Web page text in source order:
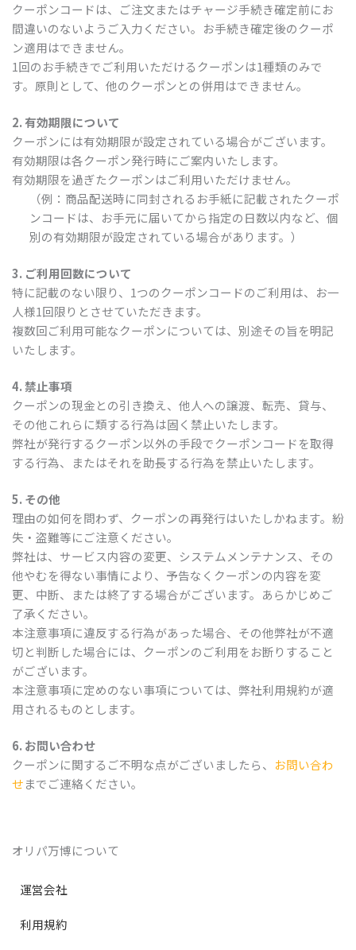
クーポンコードは、ご注文またはチャージ手続き確定前にお
間違いのないようご入力ください。お手続き確定後のクーポ
ン適用はできません。
1回のお手続きでご利用いただけるクーポンは1種類のみで
す。原則として、他のクーポンとの併用はできません。
2. 有効期限について
クーポンには有効期限が設定されている場合がございます。
有効期限は各クーポン発行時にご案内いたします。
有効期限を過ぎたクーポンはご利用いただけません。
（例：商品配送時に同封されるお手紙に記載されたクーポ
ンコードは、お手元に届いてから指定の日数以内など、個
別の有効期限が設定されている場合があります。）
3. ご利用回数について
特に記載のない限り、1つのクーポンコードのご利用は、お一
人様1回限りとさせていただきます。
複数回ご利用可能なクーポンについては、別途その旨を明記
いたします。
4. 禁止事項
クーポンの現金との引き換え、他人への譲渡、転売、貸与、
その他これらに類する行為は固く禁止いたします。
弊社が発行するクーポン以外の手段でクーポンコードを取得
する行為、またはそれを助長する行為を禁止いたします。
5. その他
理由の如何を問わず、クーポンの再発行はいたしかねます。紛
失・盗難等にご注意ください。
弊社は、サービス内容の変更、システムメンテナンス、その
他やむを得ない事情により、予告なくクーポンの内容を変
更、中断、または終了する場合がございます。あらかじめご
了承ください。
本注意事項に違反する行為があった場合、その他弊社が不適
切と判断した場合には、クーポンのご利用をお断りすること
がございます。
本注意事項に定めのない事項については、弊社利用規約が適
用されるものとします。
6. お問い合わせ
クーポンに関するご不明な点がございましたら、 お問い合わ
せまでご連絡ください。
オリパ万博について
運営会社
利用規約